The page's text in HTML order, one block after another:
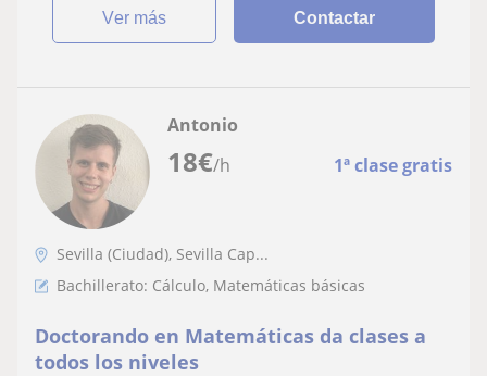
ver más Contactar
18€/h 1ª clase gratis
Antonio
Sevilla (Ciudad), Sevilla Cap...
Bachillerato: Cálculo, Matemáticas básicas
Doctorando en Matemáticas da clases a
todos los niveles